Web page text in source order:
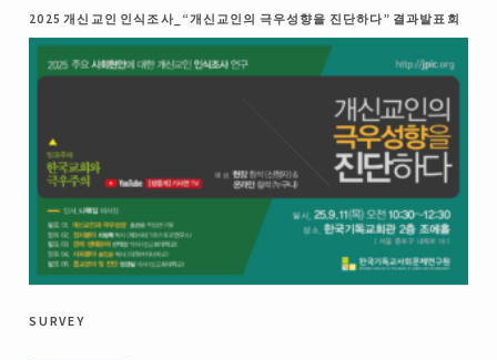
2025 개신교인 인식조사_“개신교인의 극우성향을 진단하다” 결과발표회
survey